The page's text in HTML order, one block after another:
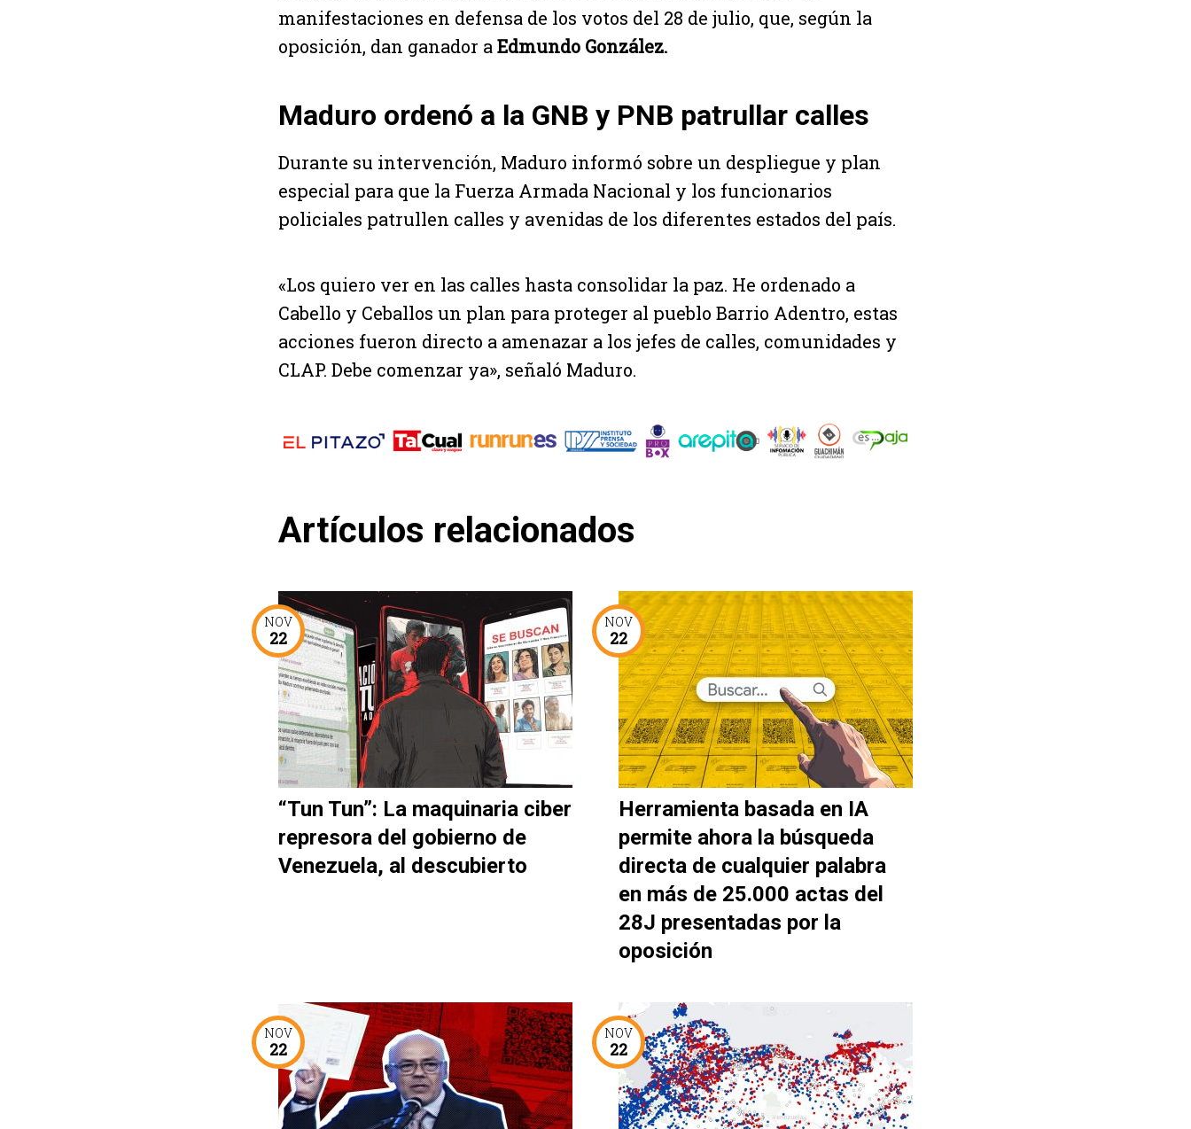
manifestaciones en defensa de los votos del 28 de julio, que, según la
oposición, dan ganador aEdmundo González.
Maduro ordenó a la GNB y PNB patrullar calles
Durante su intervención, Maduro informó sobre un despliegue y plan
especial para que la Fuerza Armada Nacional y los funcionarios
policiales patrullen calles y avenidas de los diferentes estados del país.
«Los quiero ver en las calles hasta consolidar la paz. He ordenado a
Cabello y Ceballos un plan para proteger al pueblo Barrio Adentro, estas
acciones fueron directo a amenazar a los jefes de calles, comunidades y
CLAP. Debe comenzar ya», señaló Maduro.
Artículos relacionados
NOV
22
“Tun Tun”: La maquinaria ciber
represora del gobierno de
Venezuela, al descubierto
NOV
22
Herramienta basada en IA
permite ahora la búsqueda
directa de cualquier palabra
en más de 25.000 actas del
28J presentadas por la
oposición
NOV
22
NOV
22